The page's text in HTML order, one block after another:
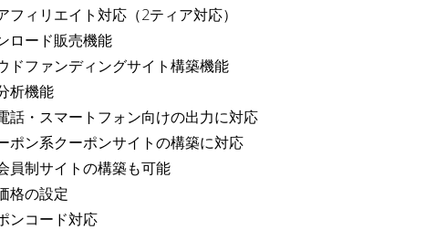
フィリエイト対応（2ティア対応）
ロード販売機能
ドファンディングサイト構築機能
析機能
話・スマートフォン向けの出力に対応
ポン系クーポンサイトの構築に対応
員制サイトの構築も可能
格の設定
ンコード対応